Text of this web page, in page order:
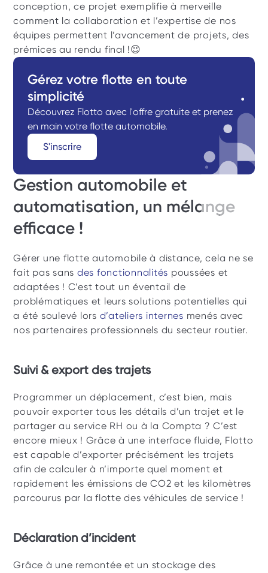
conception, ce projet exemplifie à merveille
comment la collaboration et l’expertise de nos
équipes permettent l’avancement de projets, des
prémices au rendu final !😉
Gérez votre flotte en toute
simplicité
Découvrez Flotto avec l'offre gratuite et prenez
en main votre flotte automobile.
S'inscrire
Gestion automobile et
automatisation, un mélange
efficace !
Gérer une flotte automobile à distance, cela ne se
fait pas sans des fonctionnalités poussées et
adaptées ! C’est tout un éventail de
problématiques et leurs solutions potentielles qui
a été soulevé lors d’ateliers internes menés avec
nos partenaires professionnels du secteur routier.
Suivi & export des trajets
Programmer un déplacement, c’est bien, mais
pouvoir exporter tous les détails d’un trajet et le
partager au service RH ou à la Compta ? C’est
encore mieux ! Grâce à une interface fluide, Flotto
est capable d’exporter précisément les trajets
afin de calculer à n’importe quel moment et
rapidement les émissions de CO2 et les kilomètres
parcourus par la flotte des véhicules de service !
Déclaration d’incident
Grâce à une remontée et un stockage des